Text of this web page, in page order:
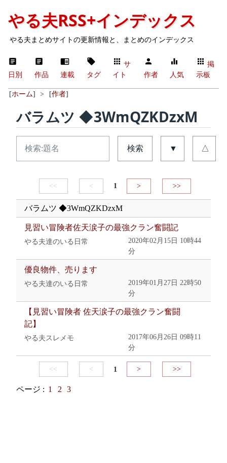
やる夫RSS+インデックス
やる夫まとめサイトの更新情報と、まとめのインデックス
日別 作品 連載 タグ
サ
イト
作者 人気
掲
示板
[ホーム] > [作者]
バラムツ ◆3WmQZKDzxM
検索 ▼ △
<< < 1 > >>
バラムツ ◆3WmQZKDzxM
見習い冒険者佐天涙子の最強クラン奮闘記
やる夫達のいる日常
2020年02月15日 10時44
分
優良物件、売ります
やる夫達のいる日常
2019年01月27日 22時50
分
【見習い冒険者 佐天涙子の最強クラン奮闘
記】
やる夫スレメモ
2017年06月26日 09時11
分
<< < 1 > >>
ページ : 1 2 3